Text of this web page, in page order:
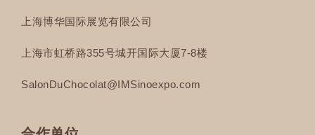
上海博华国际展览有限公司
上海市虹桥路355号城开国际大厦7-8楼
SalonDuChocolat@IMSinoexpo.com